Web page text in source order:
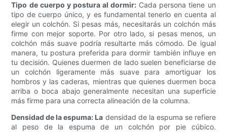
Tipo de cuerpo y postura al dormir: Cada persona tiene un
tipo de cuerpo único, y es fundamental tenerlo en cuenta al
elegir un colchón. Si pesas más, necesitarás un colchón más
firme con mejor soporte. Por otro lado, si pesas menos, un
colchón más suave podría resultarte más cómodo. De igual
manera, tu postura preferida para dormir también influye en
tu decisión. Quienes duermen de lado suelen beneficiarse de
un colchón ligeramente más suave para amortiguar los
hombros y las caderas, mientras que quienes duermen boca
arriba o boca abajo generalmente necesitan una superficie
más firme para una correcta alineación de la columna.
Densidad de la espuma: La densidad de la espuma se refiere
al peso de la espuma de un colchón por pie cúbico.